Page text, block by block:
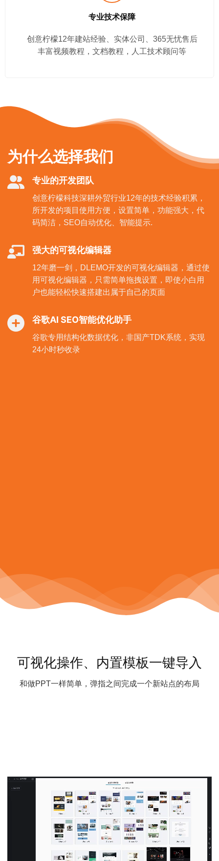
专业技术保障
创意柠檬12年建站经验、实体公司、365无忧售后
丰富视频教程，文档教程，人工技术顾问等
为什么选择我们
专业的开发团队
创意柠檬科技深耕外贸行业12年的技术经验积累，
所开发的项目使用方便，设置简单，功能强大，代
码简洁，SEO自动优化、智能提示.
强大的可视化编辑器
12年磨一剑，DLEMO开发的可视化编辑器，通过使
用可视化编辑器，只需简单拖拽设置，即使小白用
户也能轻松快速搭建出属于自己的页面
谷歌AI SEO智能优化助手
谷歌专用结构化数据优化，非国产TDK系统，实现
24小时秒收录
可视化操作、内置模板一键导入
和做PPT一样简单，弹指之间完成一个新站点的布局